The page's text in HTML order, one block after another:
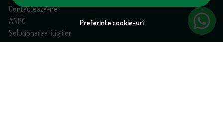
Preferinte cookie-uri
Contacteaza-ne
ANPC
Solutionarea litigiilor